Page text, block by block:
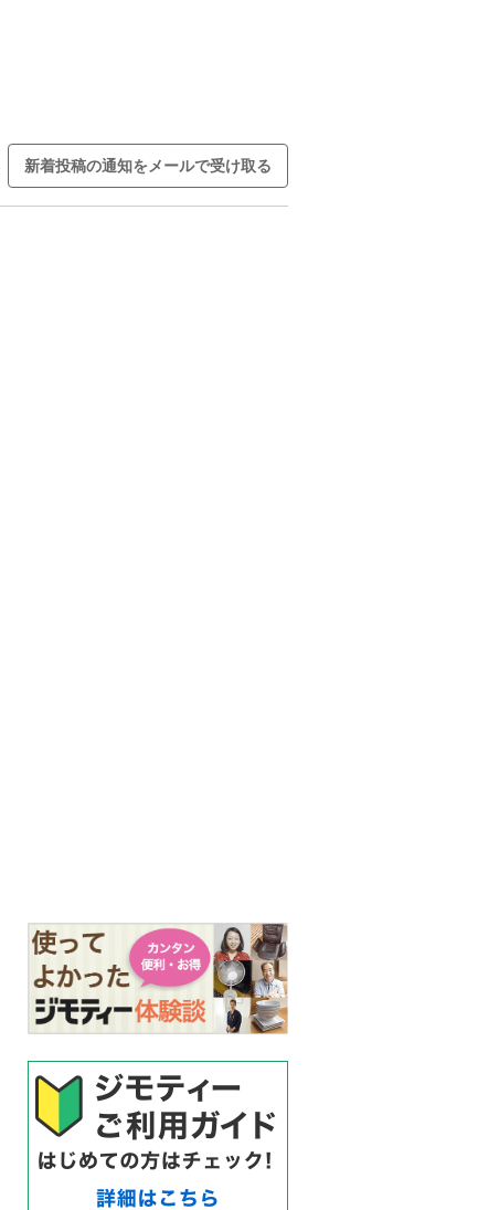
新着投稿の通知をメールで受け取る